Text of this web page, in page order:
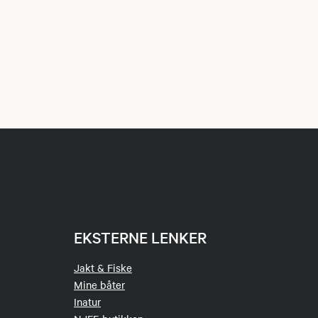
EKSTERNE LENKER
Jakt & Fiske
Mine båter
Inatur